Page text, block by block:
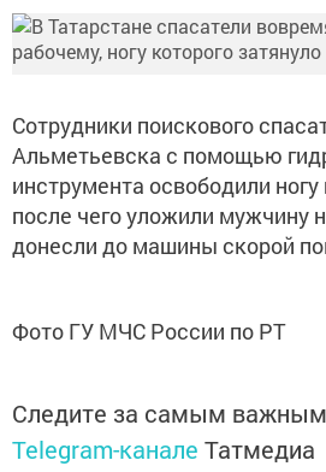
Сотрудники поискового
Альметьевска с помощью
инструмента освободили
после чего уложили мужчину
донесли до машины скорой
Фото ГУ МЧС России по РТ
Следите за самым
Telegram-канале Татмедиа